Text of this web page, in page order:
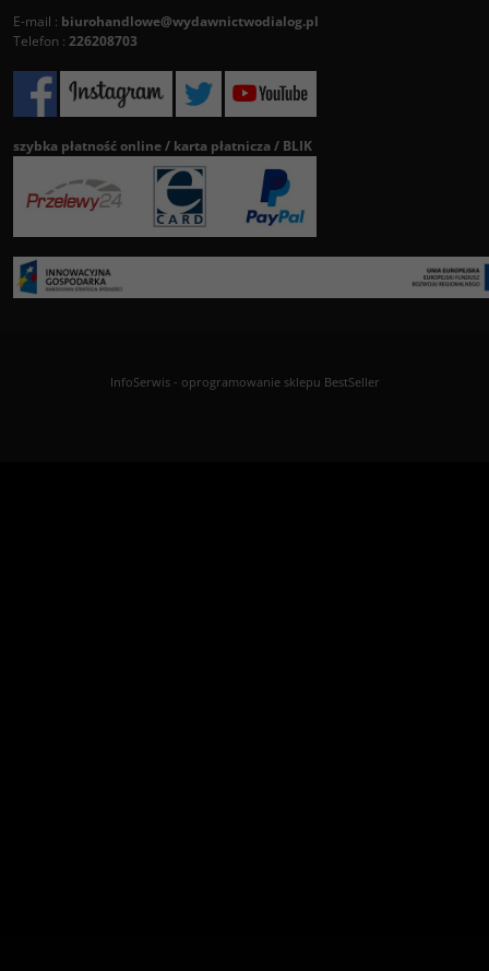
E-mail : biurohandlowe@wydawnictwodialog.pl
Telefon : 226208703
szybka płatność online / karta płatnicza / BLIK
InfoSerwis- oprogramowanie sklepu BestSeller